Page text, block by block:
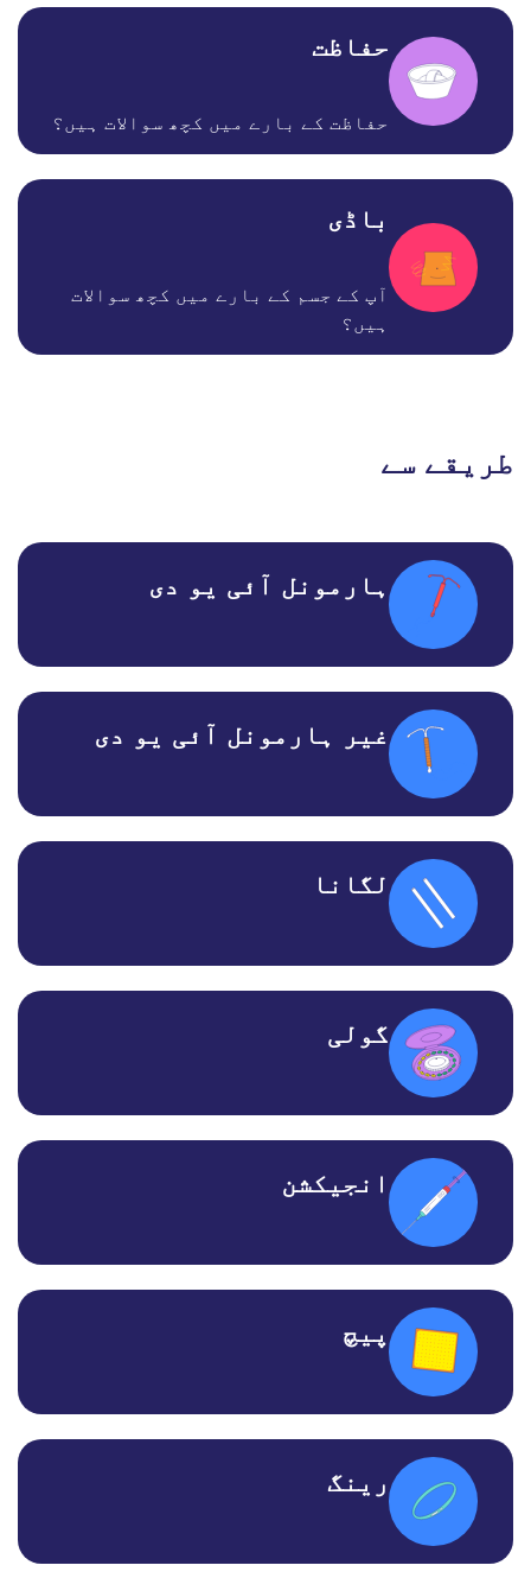
حفاظت
حفاظت کے بارے میں کچھ سوالات ہیں؟
باڈی
آپ کے جسم کے بارے میں کچھ سوالات
ہیں؟
طریقے سے
ہارمونل آئی یو دی
غیر ہارمونل آئی یو دی
لگانا
گولی
انجیکشن
پیچ
رینگ